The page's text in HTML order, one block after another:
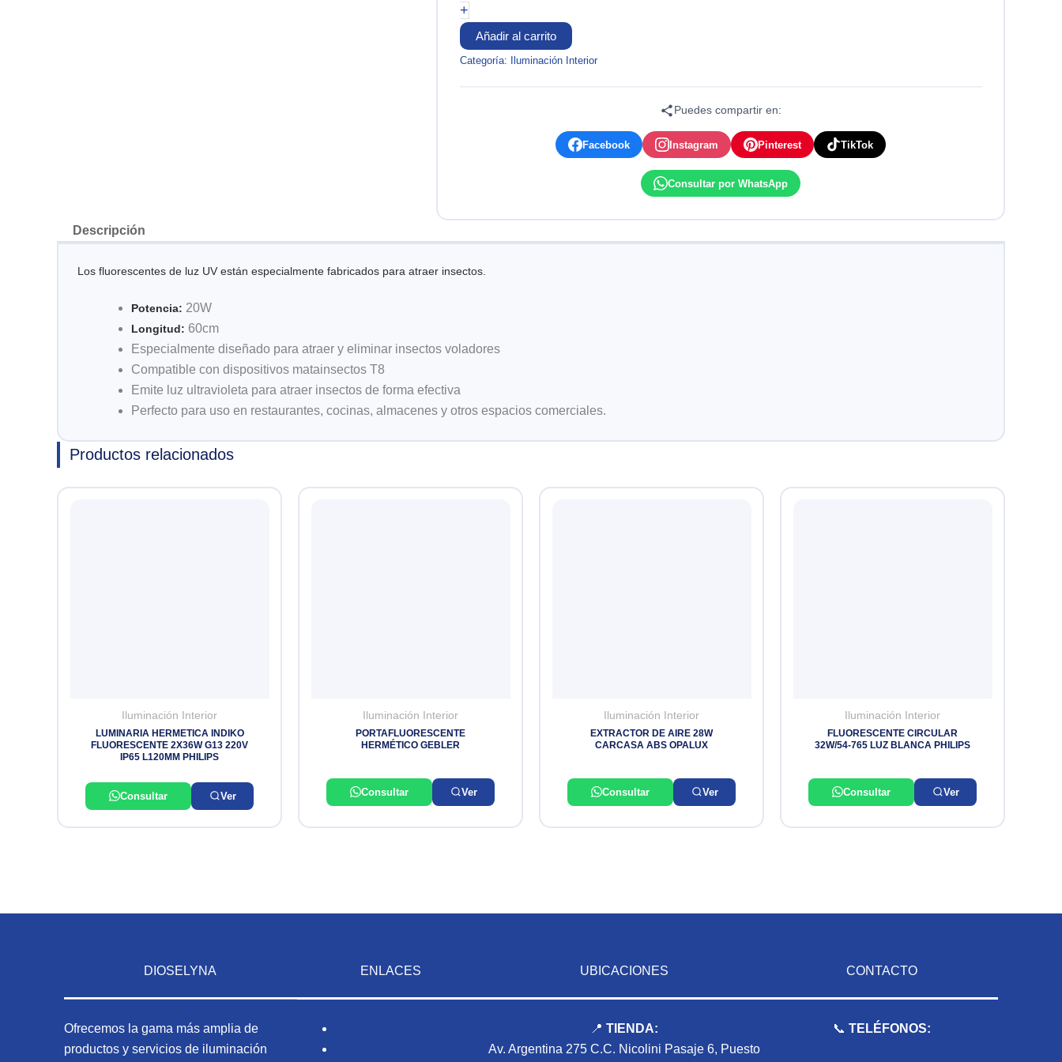
20W
PARA
INSECTOCUTOR
60CM
+
Añadir al carrito
Categoría: Iluminación Interior
Puedes compartir en:
Facebook Instagram Pinterest TikTok
Consultar por WhatsApp
Descripción
Los fluorescentes de luz UV están especialmente fabricados para atraer insectos.
Potencia: 20W
Longitud: 60cm
Especialmente diseñado para atraer y eliminar insectos voladores
Compatible con dispositivos matainsectos T8
Emite luz ultravioleta para atraer insectos de forma efectiva
Perfecto para uso en restaurantes, cocinas, almacenes y otros espacios comerciales.
Productos relacionados
Iluminación Interior
LUMINARIA HERMETICA INDIKO
FLUORESCENTE 2X36W G13 220V
IP65 L120MM PHILIPS
Consultar Ver
Iluminación Interior
PORTAFLUORESCENTE
HERMÉTICO GEBLER
Consultar Ver
Iluminación Interior
EXTRACTOR DE AIRE 28W
CARCASA ABS OPALUX
Consultar Ver
Iluminación Interior
FLUORESCENTE CIRCULAR
32W/54-765 LUZ BLANCA PHILIPS
Consultar Ver
DIOSELYNA
Ofrecemos la gama más amplia de
productos y servicios de iluminación
ENLACES UBICACIONES
📍TIENDA:
Av. Argentina 275 C.C. Nicolini Pasaje 6, Puesto
CONTACTO
📞 TELÉFONOS: